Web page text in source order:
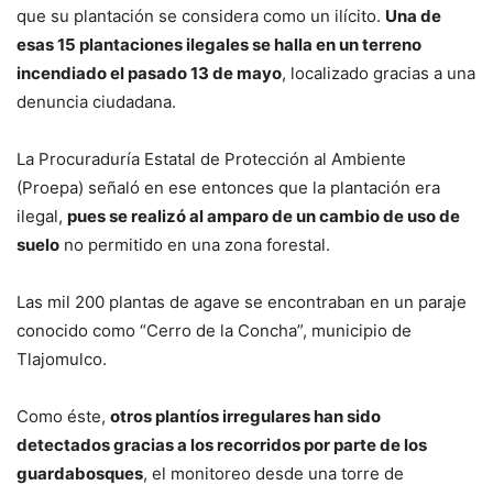
que su plantación se considera como un ilícito. Una de
esas 15 plantaciones ilegales se halla en un terreno
incendiado el pasado 13 de mayo, localizado gracias a una
denuncia ciudadana.
La Procuraduría Estatal de Protección al Ambiente
(Proepa) señaló en ese entonces que la plantación era
ilegal, pues se realizó al amparo de un cambio de uso de
suelo no permitido en una zona forestal.
Las mil 200 plantas de agave se encontraban en un paraje
conocido como “Cerro de la Concha”, municipio de
Tlajomulco.
Como éste, otros plantíos irregulares han sido
detectados gracias a los recorridos por parte de los
guardabosques, el monitoreo desde una torre de